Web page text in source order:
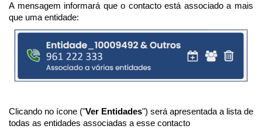
A mensagem informará que o contacto está associado a mais
que uma entidade:
Clicando no ícone ("Ver Entidades") será apresentada a lista de
todas as entidades associadas a esse contacto